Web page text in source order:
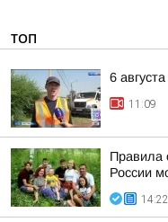
ТОП
6
11:09
Правила
России
14:22